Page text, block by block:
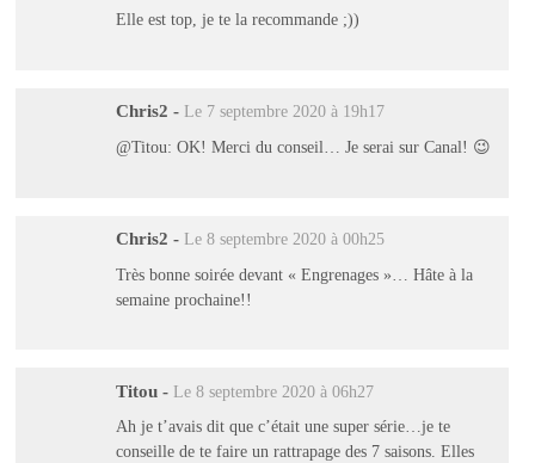
Elle est top, je te la recommande ;))
Chris2 - Le 7 septembre 2020 à 19h17
@Titou: OK! Merci du conseil… Je serai sur Canal! 😉
Chris2 - Le 8 septembre 2020 à 00h25
Très bonne soirée devant « Engrenages »… Hâte à la
semaine prochaine!!
Titou - Le 8 septembre 2020 à 06h27
Ah je t’avais dit que c’était une super série…je te
conseille de te faire un rattrapage des 7 saisons. Elles